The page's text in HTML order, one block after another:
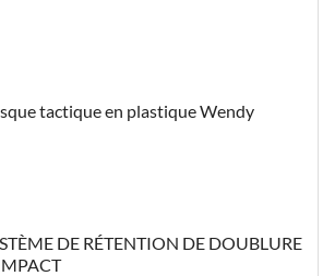
tactique en plastique Wendy
DE RÉTENTION DE DOUBLURE